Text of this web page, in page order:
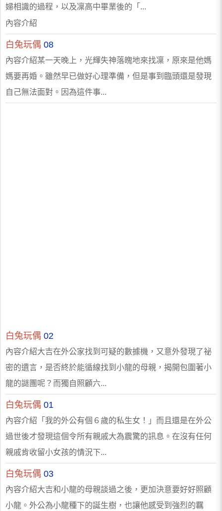
婦相識的過程，以及凜高中畢業後的「...
內容介紹
白兔玩偶 08
內容介紹某一天晚上，光輝失神落魄地來找凜，原來是他媽
媽要再婚。雖然早已做好心理準備，但是事到臨頭還是發現
自己無法面對。因為這件事...
白兔玩偶 02
內容介紹大吉在外公家找到可疑的數據機，又意外發現了祕
密的遺言，是否終於能循線找到小龍的母親，揭開包圍著小
龍的謎團呢？而獨自照顧六...
白兔玩偶 01
內容介紹「我的外公有個６歲的私生女！」而且還是在外公
過世後才發現這個令所有親戚大為震驚的訊息。在沒有任何
親戚肯收留小女孩的情況下...
白兔玩偶 03
內容介紹大吉和小龍的母親談過之後，更加決意要好好照顧
小龍。外公為小龍種下的誕生樹，也讓他感受到強烈的羈